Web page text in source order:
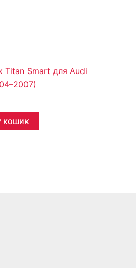
Titan Smart для Audi
кошик